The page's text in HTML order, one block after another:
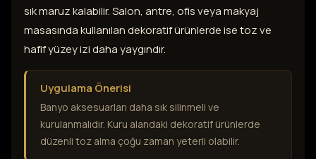
sık maruz kalabilir. Salon, antre, ofis veya makyaj
masasında kullanılan dekoratif ürünlerde ise toz ve
hafif yüzey izi daha yaygındır.
Uygulama Önerisi
Banyo aksesuarları daha sık silinmeli ve
kurulanmalıdır. Kuru alandaki dekoratif ürünlerde
düzenli toz alma çoğu zaman yeterli olabilir.